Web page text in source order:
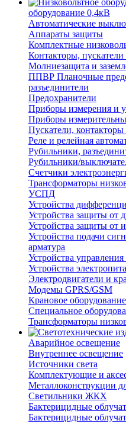
оборудование 0,4кВ
Автоматические
Аппараты защиты
Комплектные
Контакторы, пускатели
Молниезащита и
ППВР Планочные
разъединители
Предохранители
Приборы измерения и
Приборы
Пускатели,
Реле и релейная
Рубильники,
Рубильники/
Счетчики
Трансформаторы
УСПД
Устройства
Устройства защиты от
Устройства защиты от
Устройства подачи
арматура
Устройства
Устройства
Электродвигатели и
Модемы GPRS/GSM
Крановое оборудование
Специальное
Трансформаторы
Аварийное освещение
Внутреннее освещение
Источники света
Комплектующие и
Металлоконструкции
Светильники ЖКХ
Бактерицидные
Бактерицидные